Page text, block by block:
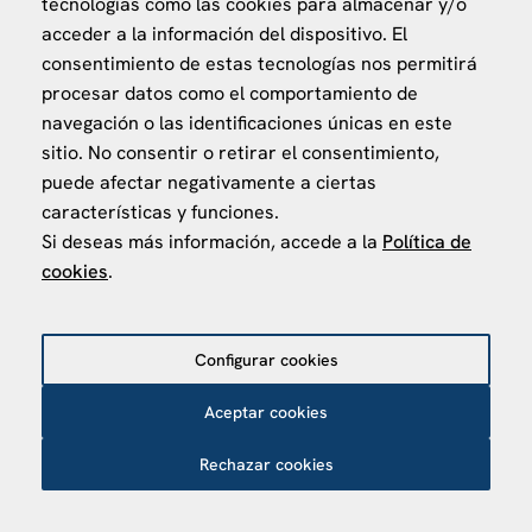
VISÍTANOS
Finca Agustí Pedro Pons
Av. Valvidrera, 25
08017 Barcelona
Política de privacidad
Centro de Estudios Internacionales
acceder a la información del dispositivo. El
consentimiento de estas tecnologías nos permitirá
procesar datos como el comportamiento de
navegación o las identificaciones únicas en este
sitio. No consentir o retirar el consentimiento,
puede afectar negativamente a ciertas
características y funciones.
Si deseas más información, accede a la Política de
cookies.
Configurar cookies
Rechazar cookies
Aceptar cookies